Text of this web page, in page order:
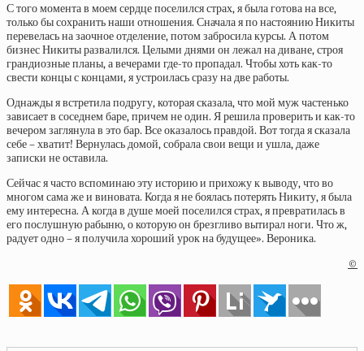
С того момента в моем сердце поселился страх, я была готова на все,
только бы сохранить наши отношения. Сначала я по настоянию Никиты
перевелась на заочное отделение, потом забросила курсы. А потом
бизнес Никиты развалился. Целыми днями он лежал на диване, строя
грандиозные планы, а вечерами где-то пропадал. Чтобы хоть как-то
свести концы с концами, я устроилась сразу на две работы.
Однажды я встретила подругу, которая сказала, что мой муж частенько
зависает в соседнем баре, причем не один. Я решила проверить и как-то
вечером заглянула в это бар. Все оказалось правдой. Вот тогда я сказала
себе – хватит! Вернулась домой, собрала свои вещи и ушла, даже
записки не оставила.
Сейчас я часто вспоминаю эту историю и прихожу к выводу, что во
многом сама же и виновата. Когда я не боялась потерять Никиту, я была
ему интересна. А когда в душе моей поселился страх, я превратилась в
его послушную рабыню, о которую он брезгливо вытирал ноги. Что ж,
радует одно – я получила хороший урок на будущее». Вероника.
©